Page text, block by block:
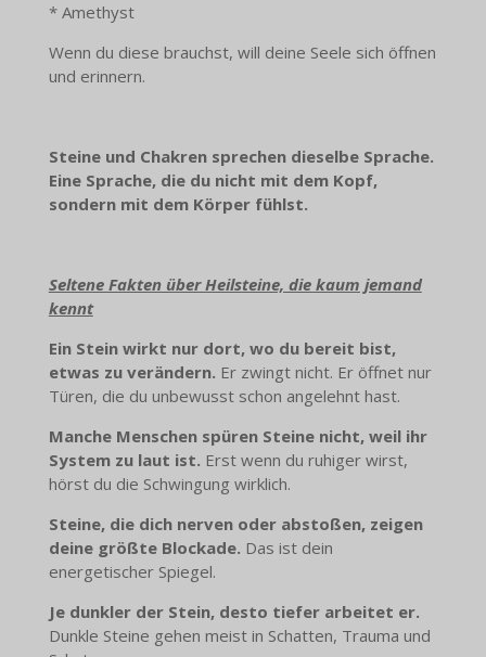
* Amethyst
Wenn du diese brauchst, will deine Seele sich öffnen
und erinnern.
Steine und Chakren sprechen dieselbe Sprache.
Eine Sprache, die du nicht mit dem Kopf,
sondern mit dem Körper fühlst.
Seltene Fakten über Heilsteine, die kaum jemand
kennt
Ein Stein wirkt nur dort, wo du bereit bist,
etwas zu verändern. Er zwingt nicht. Er öffnet nur
Türen, die du unbewusst schon angelehnt hast.
Manche Menschen spüren Steine nicht, weil ihr
System zu laut ist. Erst wenn du ruhiger wirst,
hörst du die Schwingung wirklich.
Steine, die dich nerven oder abstoßen, zeigen
deine größte Blockade. Das ist dein
energetischer Spiegel.
Je dunkler der Stein, desto tiefer arbeitet er.
Dunkle Steine gehen meist in Schatten, Trauma und